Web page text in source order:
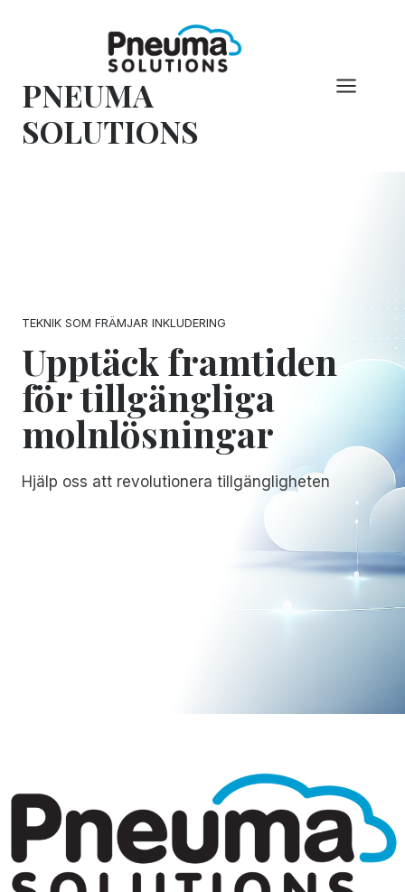
PNEUMA
SOLUTIONS
TEKNIK SOM FRÄMJAR INKLUDERING
Upptäck framtiden
för tillgängliga
molnlösningar
Hjälp oss att revolutionera tillgängligheten